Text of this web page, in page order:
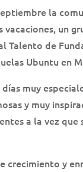
la
vacaciones, un
Talento de
Ubuntu en
muy
y muy
a la vez
crecimiento y